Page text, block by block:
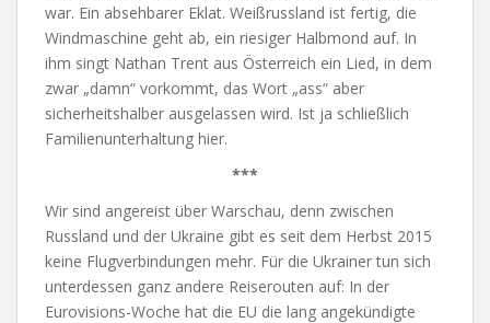
war. Ein absehbarer Eklat. Weißrussland ist fertig, die
Windmaschine geht ab, ein riesiger Halbmond auf. In
ihm singt Nathan Trent aus Österreich ein Lied, in dem
zwar „damn“ vorkommt, das Wort „ass“ aber
sicherheitshalber ausgelassen wird. Ist ja schließlich
Familienunterhaltung hier.
***
Wir sind angereist über Warschau, denn zwischen
Russland und der Ukraine gibt es seit dem Herbst 2015
keine Flugverbindungen mehr. Für die Ukrainer tun sich
unterdessen ganz andere Reiserouten auf: In der
Eurovisions-Woche hat die EU die lang angekündigte